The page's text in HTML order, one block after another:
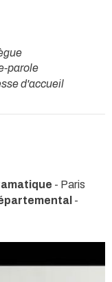
parole
d'accueil
- Paris
-